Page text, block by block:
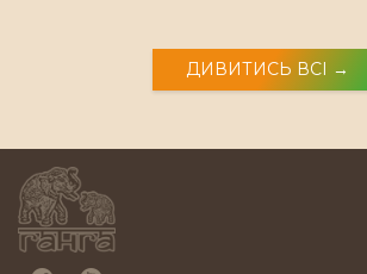
ДИВИТИСЬ ВСІ →